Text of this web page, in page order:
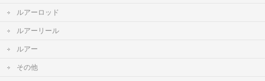
ルアーロッド
ルアーリール
ルアー
その他